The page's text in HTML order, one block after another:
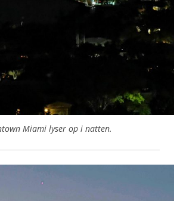
Miami lyser op i natten.